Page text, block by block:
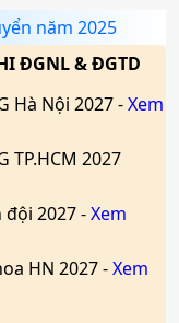
năm 2025
ĐGNL & ĐGTD
Hà Nội 2027 -Xem
TP.HCM 2027
2027 -Xem
HN 2027 -Xem